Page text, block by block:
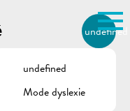
recherche pour
undefined
undefined
Mode dyslexie